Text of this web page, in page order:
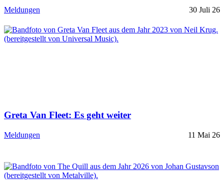
Meldungen 30 Juli 26
Greta Van Fleet: Es geht weiter
Meldungen 11 Mai 26